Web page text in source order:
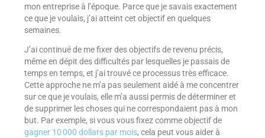
mon entreprise à l’époque. Parce que je savais exactement
ce que je voulais, j’ai atteint cet objectif en quelques
semaines.
J’ai continué de me fixer des objectifs de revenu précis,
même en dépit des difficultés par lesquelles je passais de
temps en temps, et j’ai trouvé ce processus très efficace.
Cette approche ne m’a pas seulement aidé à me concentrer
sur ce que je voulais, elle m’a aussi permis de déterminer et
de supprimer les choses qui ne correspondaient pas à mon
but. Par exemple, si vous vous fixez comme objectif de
gagner 10 000 dollars par mois, cela peut vous aider à